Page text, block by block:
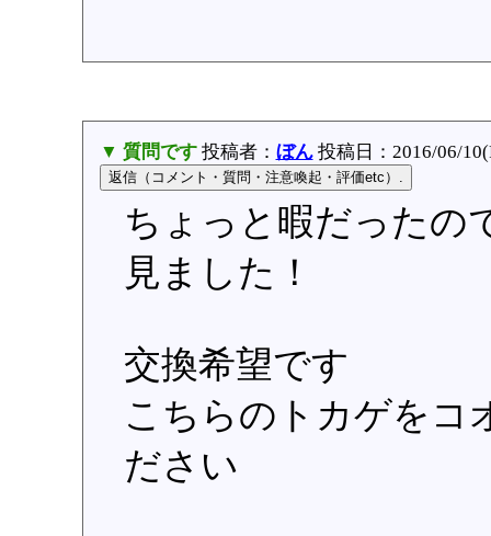
▼ 質問です投稿者： ぼん投稿日：2016/06/
ちょっと暇だったの
見ました！
交換希望です
こちらのトカゲをコ
ださい